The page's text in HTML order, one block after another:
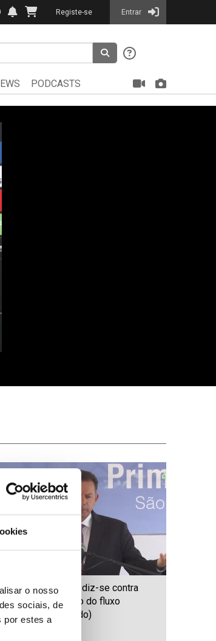
o nosso
sociais, de
por estes a
Registe-se Entrar
PODCASTS
Primeiro-ministro diz-se contra
“falta de regulação do fluxo
migratório” (editado)